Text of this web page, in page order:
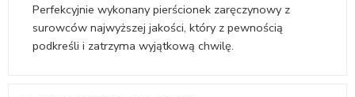
Perfekcyjnie wykonany pierścionek zaręczynowy z
surowców najwyższej jakości, który z pewnością
podkreśli i zatrzyma wyjątkową chwilę.